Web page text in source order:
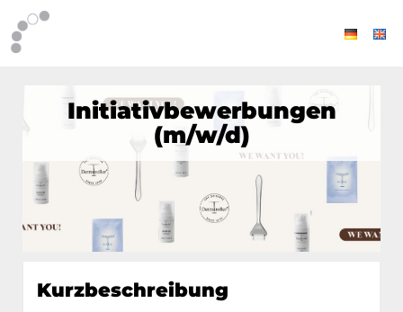
Initiativbewerbungen
(m/w/d)
Kurzbeschreibung